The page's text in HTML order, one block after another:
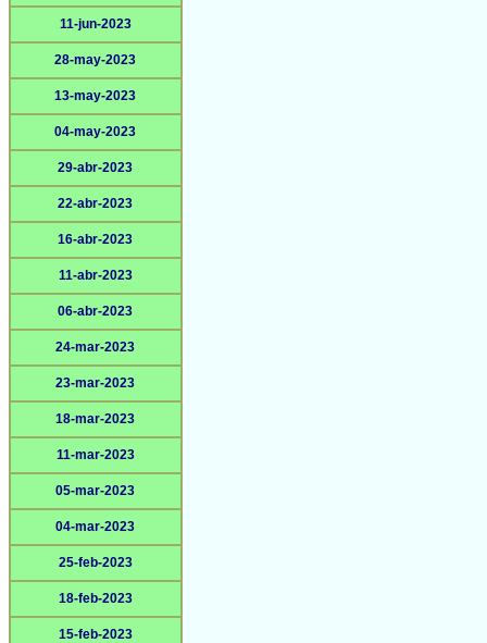
11-jun-2023
28-may-2023
13-may-2023
04-may-2023
29-abr-2023
22-abr-2023
16-abr-2023
11-abr-2023
06-abr-2023
24-mar-2023
23-mar-2023
18-mar-2023
11-mar-2023
05-mar-2023
04-mar-2023
25-feb-2023
18-feb-2023
15-feb-2023